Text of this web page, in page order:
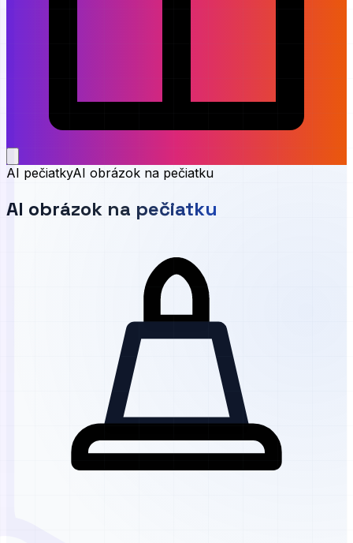
AI pečiatkyAI obrázok na pečiatku
AI obrázok na pečiatku